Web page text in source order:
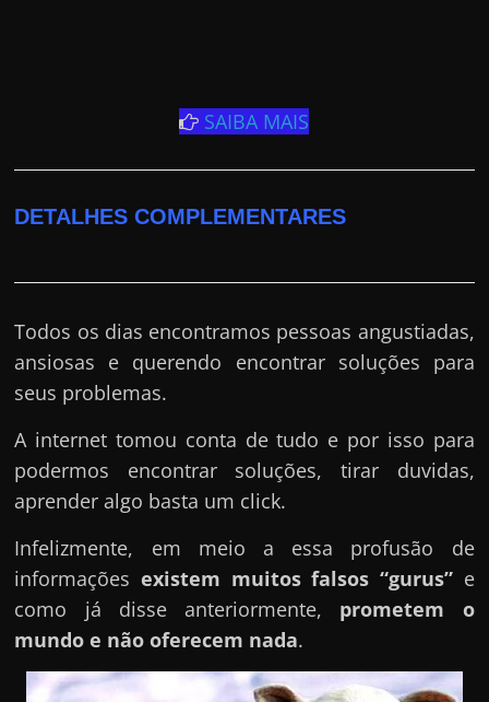
SAIBA MAIS
DETALHES COMPLEMENTARES
Todos os dias encontramos pessoas angustiadas,
ansiosas e querendo encontrar soluções para
seus problemas.
A internet tomou conta de tudo e por isso para
podermos encontrar soluções, tirar duvidas,
aprender algo basta um click.
Infelizmente, em meio a essa profusão de
informaçõesexistem muitos falsos “gurus”e
como já disse anteriormente, prometem o
mundo e não oferecem nada.